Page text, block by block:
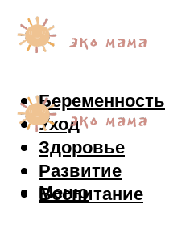
Беременность
Уход
Здоровье
Развитие
Воспитание
Меню